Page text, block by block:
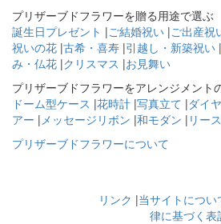
プリザーブドフラワーを贈る用途で選ぶ
誕生日プレゼント |ご結婚祝い |ご出産祝
祝いの花 |古希・喜寿 |引越し・新築祝い |
み・仏花 |クリスマス |お見舞い
プリザーブドフラワーをアレンジメント
ドーム型ケース |花時計 |写真立て |ダイ
アー | メッセージリボン |和モダン | リース
プリザーブドフラワーについて
リンク |当サイトについ
律に基づく表